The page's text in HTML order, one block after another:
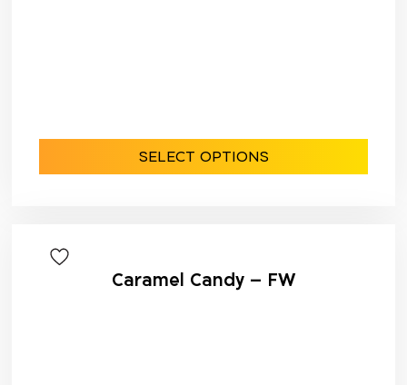
SELECT OPTIONS
Caramel Candy – FW